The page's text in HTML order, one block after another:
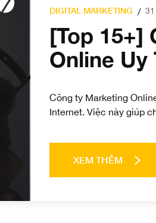
DIGITAL MARKETING /
[Top 15+]
Online Uy
Công ty Marketing
Internet. Việc này giúp
XEM THÊM